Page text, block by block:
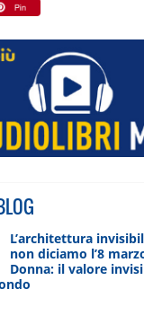
L’architettura
non diciamo l’8
Donna: il valore